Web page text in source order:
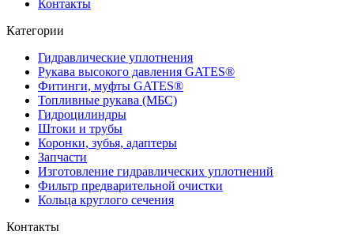
Контакты
Категории
Гидравлические уплотнения
Рукава высокого давления GATES®
Фитинги, муфты GATES®
Топливные рукава (МБС)
Гидроцилиндры
Штоки и трубы
Коронки, зубья, адаптеры
Запчасти
Изготовление гидравлических уплотнений
Фильтр предварительной очистки
Кольца круглого сечения
Контакты